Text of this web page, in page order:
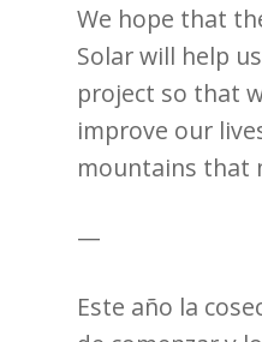
We hope that
Solar will help
project so that
improve our
mountains that
—
Este año la